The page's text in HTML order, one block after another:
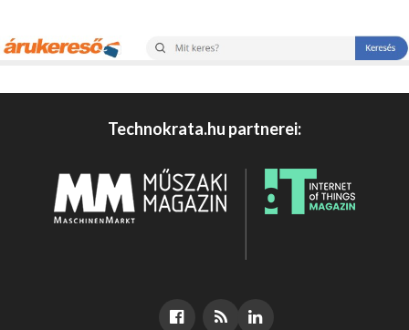
Technokrata.hu partnerei: